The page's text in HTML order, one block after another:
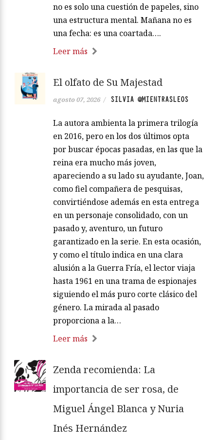
no es solo una cuestión de papeles, sino
una estructura mental. Mañana no es
una fecha: es una coartada….
Leer más
El olfato de Su Majestad
agosto 07, 2026 / SILVIA @MIENTRASLEOS
La autora ambienta la primera trilogía
en 2016, pero en los dos últimos opta
por buscar épocas pasadas, en las que la
reina era mucho más joven,
apareciendo a su lado su ayudante, Joan,
como fiel compañera de pesquisas,
convirtiéndose además en esta entrega
en un personaje consolidado, con un
pasado y, aventuro, un futuro
garantizado en la serie. En esta ocasión,
y como el título indica en una clara
alusión a la Guerra Fría, el lector viaja
hasta 1961 en una trama de espionajes
siguiendo el más puro corte clásico del
género. La mirada al pasado
proporciona a la…
Leer más
Zenda recomienda: La
importancia de ser rosa, de
Miguel Ángel Blanca y Nuria
Inés Hernández